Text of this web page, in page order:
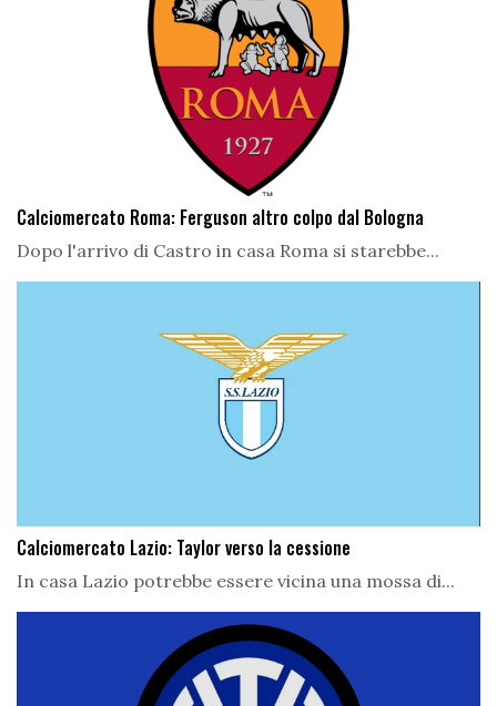
Calciomercato Roma: Ferguson altro colpo dal Bologna
Dopo l'arrivo di Castro in casa Roma si starebbe...
Calciomercato Lazio: Taylor verso la cessione
In casa Lazio potrebbe essere vicina una mossa di...